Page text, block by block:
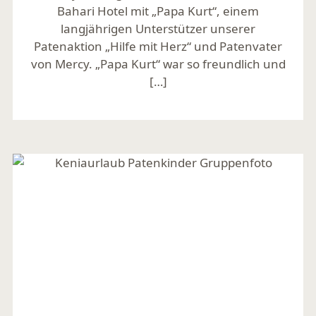
Bahari Hotel mit „Papa Kurt“, einem
langjährigen Unterstützer unserer
Patenaktion „Hilfe mit Herz“ und Patenvater
von Mercy. „Papa Kurt“ war so freundlich und
[…]